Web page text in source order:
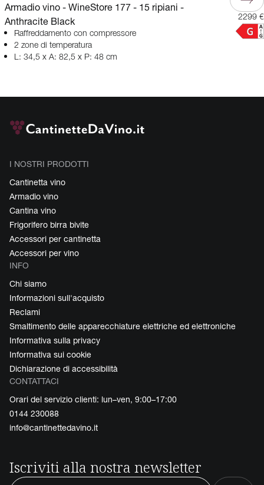
Armadio vino - WineStore 177 - 15 ripiani -
Anthracite Black
Raffreddamento con compressore
2 zone di temperatura
L: 34,5 x A: 82,5 x P: 48 cm
2299 €
I NOSTRI PRODOTTI
Cantinetta vino
Armadio vino
Cantina vino
Frigorifero birra bivite
Accessori per cantinetta
Accessori per vino
INFO
Chi siamo
Informazioni sull'acquisto
Reclami
Smaltimento delle apparecchiature elettriche ed elettroniche
Informativa sulla privacy
Informativa sui cookie
Dichiarazione di accessibilità
CONTATTACI
Orari del servizio clienti: lun–ven, 9:00–17:00
0144 230088
info@cantinettedavino.it
Iscriviti alla nostra newsletter